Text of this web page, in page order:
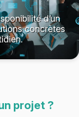
d’un
concrètes
projet ?